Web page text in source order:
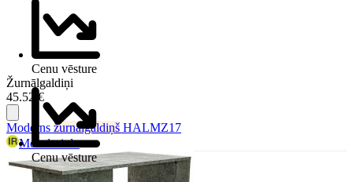
Žurnālgaldiņi
45.52 €
Moderns žurnālgaldiņš HALMZ17
Mebelesir.lv
Cenu vēsture
Cenu vēsture